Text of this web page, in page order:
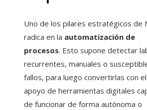
Uno de los pilares estratégicos de
radica en la automatización de
procesos. Esto supone detectar
recurrentes, manuales o
fallos, para luego convertirlas con el
apoyo de herramientas digitales
de funcionar de forma autónoma o